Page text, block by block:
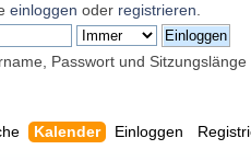
einloggen oder registrieren
Passwort und Sitzungslänge
Kalender Einloggen